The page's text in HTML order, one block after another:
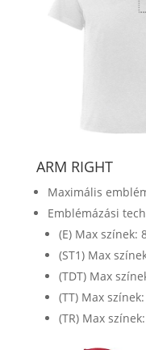
ARM RIGHT
Maximális
Emblémázási
(E) Max színek:
(ST1) Max
(TDT) Max
(TT) Max
(TR) Max színek: